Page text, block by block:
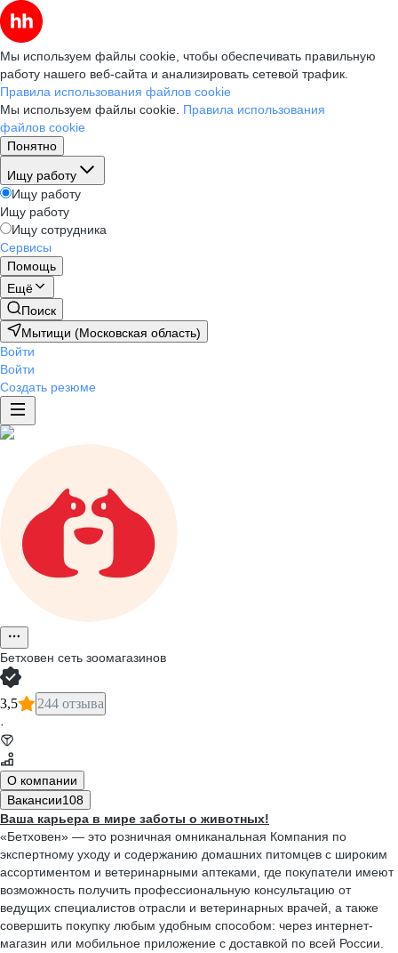
Мы используем файлы cookie, чтобы обеспечивать правильную
работу нашего веб-сайта и анализировать сетевой трафик.
Правила использования файлов cookie
Мы используем файлы cookie. Правила использования
файлов cookie
Понятно
Ищу работу
Ищу работу
Ищу работу
Ищу сотрудника
Сервисы
Помощь
Ещё
Поиск
Мытищи (Московская область)
Войти
Войти
Создать резюме
Бетховен сеть зоомагазинов
3,5 244 отзыва
·
О компании
Вакансии108
Ваша карьера в мире заботы о животных!
«Бетховен» — это розничная омниканальная Компания по
экспертному уходу и содержанию домашних питомцев с широким
ассортиментом и ветеринарными аптеками, где покупатели имеют
возможность получить профессиональную консультацию от
ведущих специалистов отрасли и ветеринарных врачей, а также
совершить покупку любым удобным способом: через интернет-
магазин или мобильное приложение с доставкой по всей России.